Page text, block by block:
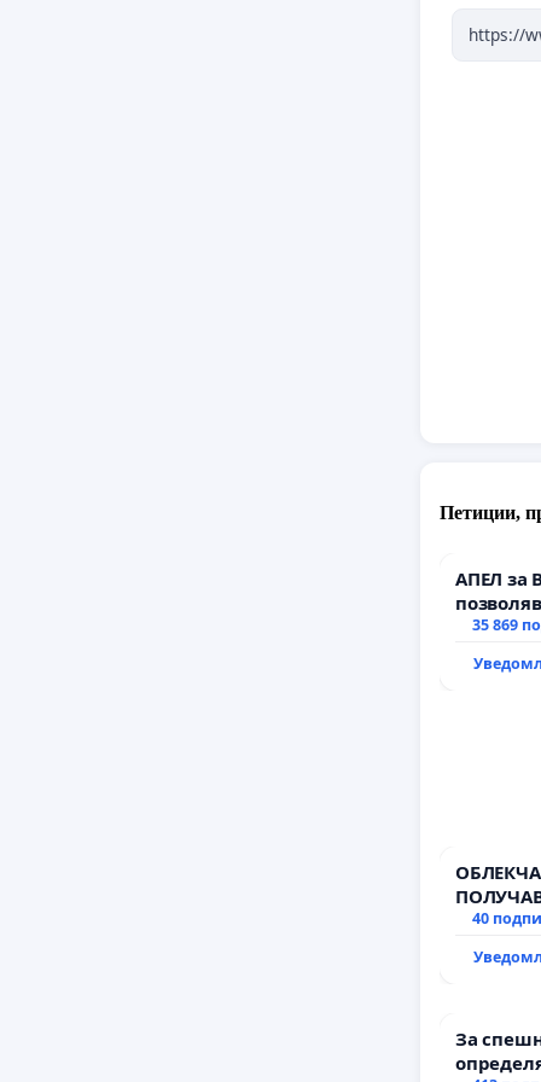
Петиции,
АПЕЛ за
да
35 869
40
За